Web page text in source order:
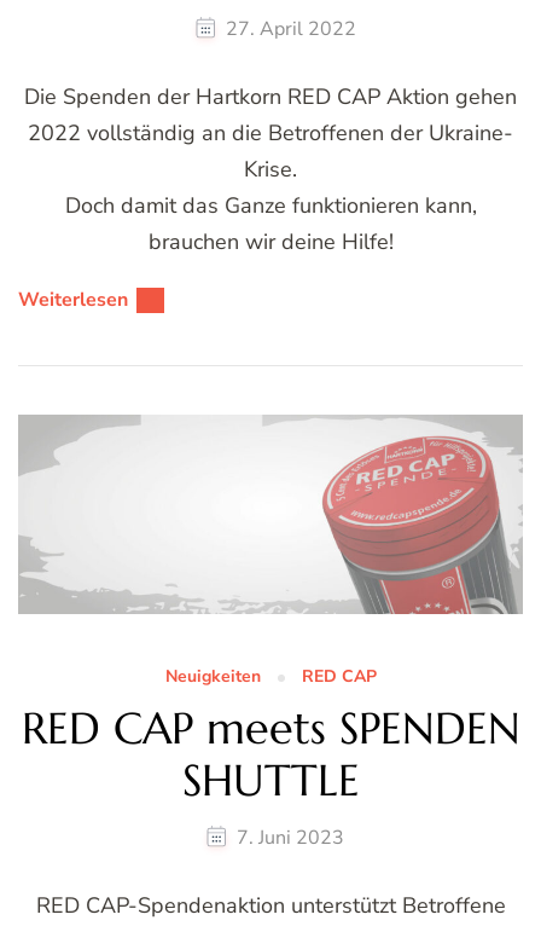
27. April 2022
Die Spenden der Hartkorn RED CAP Aktion gehen
2022 vollständig an die Betroffenen der Ukraine-
Krise.
Doch damit das Ganze funktionieren kann,
brauchen wir deine Hilfe!
Weiterlesen
Neuigkeiten RED CAP
RED CAP meets SPENDEN
SHUTTLE
7. Juni 2023
RED CAP-Spendenaktion unterstützt Betroffene